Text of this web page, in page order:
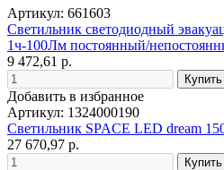
Артикул: 661603
Светильник светодиодный
1ч-100Лм постоянный/
9 472,61 р.
Добавить в избранное
Артикул: 1324000190
Светильник SPACE LED dream
27 670,97 р.